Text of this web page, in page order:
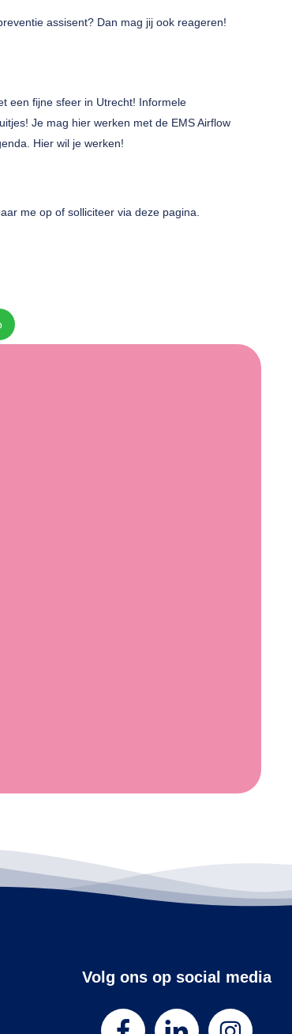
assisent? Dan mag jij ook reageren!
een fijne sfeer in Utrecht! Informele
Je mag hier werken met de EMS Airflow
Hier wil je werken!
me op of solliciteer via deze pagina.
Volg ons op social media